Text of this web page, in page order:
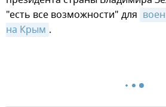
"есть все возможности" для
на Крым .